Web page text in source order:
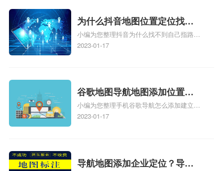
相关地图标注知识，详情可查看下方正文！
为什么抖音地图位置定位找不
到了？抖音为什么找不到当前
定位了？
小编为您整理抖音为什么找不到自己指路人
地图标注服务中心铺的位置、地图位置更新
服务中心位置、抖音突然不显示定位了相关
地图标注知识，详情可查看下方正文！
2023-01-17
谷歌地图导航地图添加位置？
添加谷歌地图导航位置？
小编为您整理手机谷歌导航怎么添加建立多
人位置、如何在地图，谷歌地图添加公司位
2023-01-17
导航地图添加企业定位？导航